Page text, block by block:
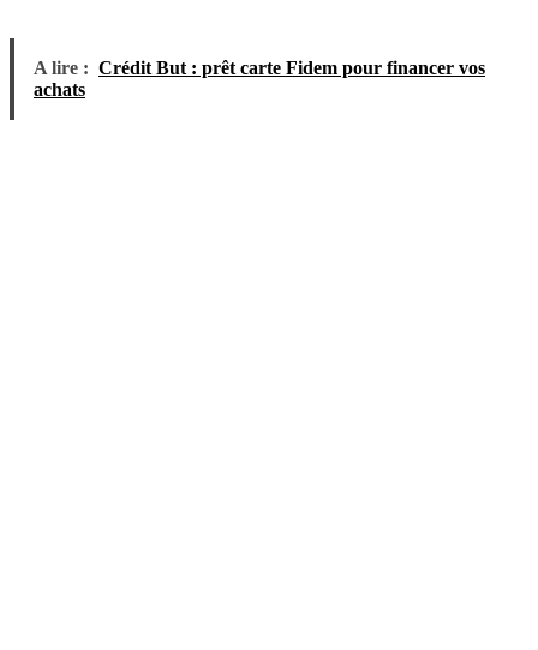
A lire : Crédit But : prêt carte Fidem pour financer vos
achats